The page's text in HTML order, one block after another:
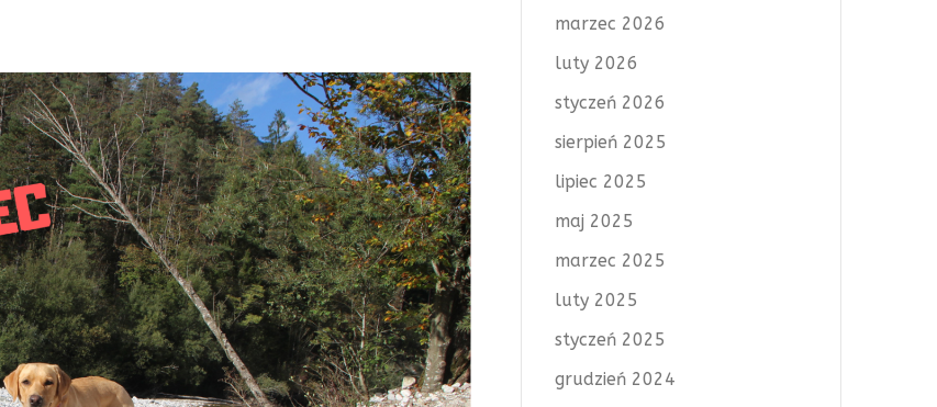
marzec 2026
luty 2026
styczeń 2026
sierpień 2025
lipiec 2025
maj 2025
marzec 2025
luty 2025
styczeń 2025
grudzień 2024